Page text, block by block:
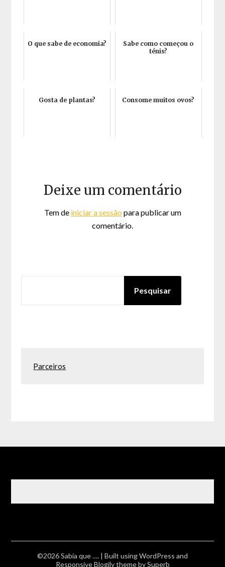
O que sabe de economia?
Sabe como começou o
ténis?
Gosta de plantas? Consome muitos ovos?
Deixe um comentário
Tem de iniciar a sessão para publicar um
comentário.
Pesquisar
Parceiros
©2026 Sabia que …. | Built using WordPress and
Responsive Blogilytheme by Superb